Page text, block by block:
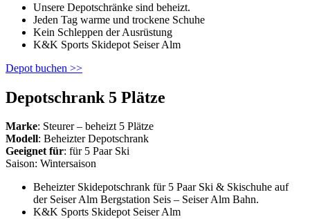
Unsere Depotschränke sind beheizt.
Jeden Tag warme und trockene Schuhe
Kein Schleppen der Ausrüstung
K&K Sports Skidepot Seiser Alm
Depot buchen >>
Depotschrank 5 Plätze
Marke: Steurer – beheizt 5 Plätze
Modell: Beheizter Depotschrank
Geeignet für: für 5 Paar Ski
Saison: Wintersaison
Beheizter Skidepotschrank für 5 Paar Ski & Skischuhe auf
der Seiser Alm Bergstation Seis – Seiser Alm Bahn.
K&K Sports Skidepot Seiser Alm